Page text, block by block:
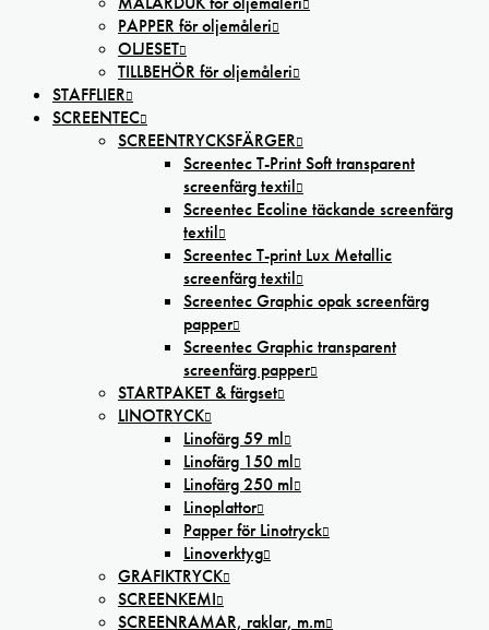
PAPPER för oljemåleri
OLJESET
TILLBEHÖR för oljemåleri
STAFFLIER
SCREENTEC
SCREENTRYCKSFÄRGER
Screentec T-Print Soft transparent
screenfärg textil
Screentec Ecoline täckande screenfärg
textil
Screentec T-print Lux Metallic
screenfärg textil
Screentec Graphic opak screenfärg
papper
Screentec Graphic transparent
screenfärg papper
STARTPAKET & färgset
LINOTRYCK
Linofärg 59 ml
Linofärg 150 ml
Linofärg 250 ml
Linoplattor
Papper för Linotryck
Linoverktyg
GRAFIKTRYCK
SCREENKEMI
SCREENRAMAR, raklar, m.m